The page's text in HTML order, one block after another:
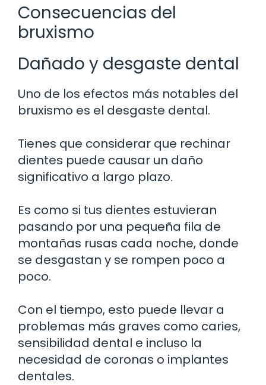
Consecuencias del
bruxismo
Dañado y desgaste dental
Uno de los efectos más notables del
bruxismo es el desgaste dental.
Tienes que considerar que rechinar
dientes puede causar un daño
significativo a largo plazo.
Es como si tus dientes estuvieran
pasando por una pequeña fila de
montañas rusas cada noche, donde
se desgastan y se rompen poco a
poco.
Con el tiempo, esto puede llevar a
problemas más graves como caries,
sensibilidad dental e incluso la
necesidad de coronas o implantes
dentales.